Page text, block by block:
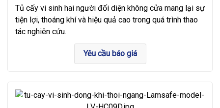
Tủ cấy vi sinh hai người đối diện không cửa mang lại sự
tiện lợi, thoáng khí và hiệu quả cao trong quá trình thao
tác nghiên cứu.
Yêu cầu báo giá